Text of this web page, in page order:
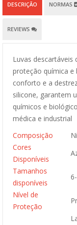
DESCRIÇÃO NORMAS
REVIEWS
Luvas descartáveis
proteção química e
conforto e a
silicone, garantem
químicos e
médica e industrial
Composição
Cores
Disponíveis
Tamanhos
disponíveis
Nível de
Proteção